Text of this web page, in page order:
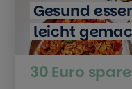
Gesund
leicht
30 Euro